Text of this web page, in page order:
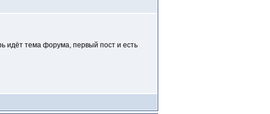
идёт тема форума, первый пост и есть